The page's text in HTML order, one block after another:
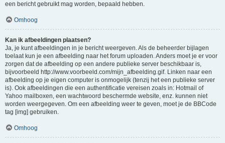
een bericht gebruikt mag worden, bepaald hebben.
Omhoog
Kan ik afbeeldingen plaatsen?
Ja, je kunt afbeeldingen in je bericht weergeven. Als de beheerder bijlagen
toelaat kun je een afbeelding naar het forum uploaden. Anders moet je er voor
zorgen dat de afbeelding op een andere publieke server beschikbaar is,
bijvoorbeeld http://www.voorbeeld.com/mijn_afbeelding.gif. Linken naar een
afbeelding op je eigen computer is onmogelijk (tenzij het een publieke server
is). Ook afbeeldingen die een authentificatie vereisen zoals in: Hotmail of
Yahoo mailboxen, een wachtwoord beschermde website, enz. kunnen niet
worden weergegeven. Om een afbeelding weer te geven, moet je de BBCode
tag [img] gebruiken.
Omhoog